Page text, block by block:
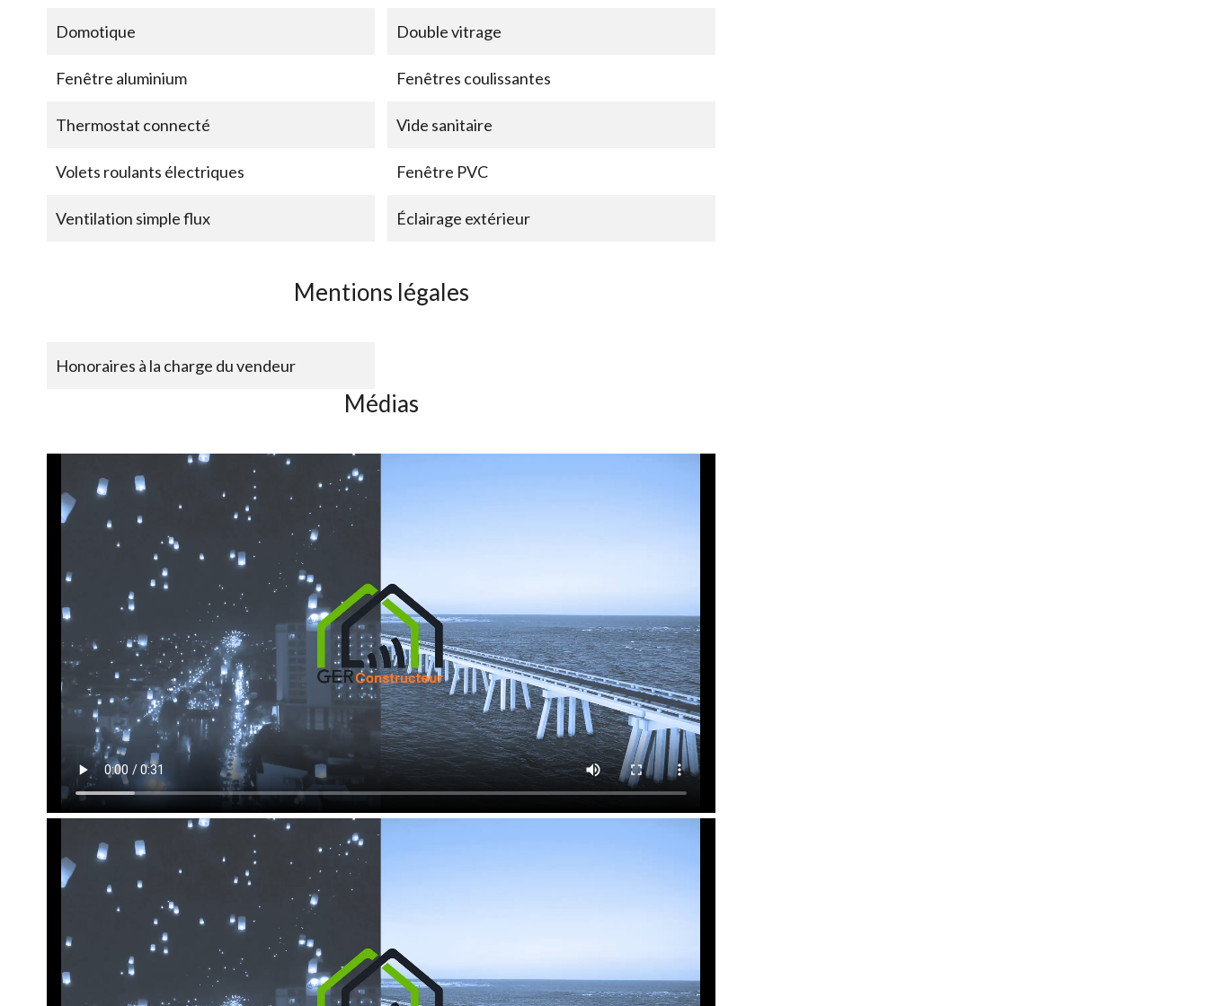
Domotique Double vitrage
Fenêtre aluminium Fenêtres coulissantes
Thermostat connecté Vide sanitaire
Volets roulants électriques Fenêtre PVC
Ventilation simple flux Éclairage extérieur
Mentions légales
Honoraires à la charge du vendeur
Médias